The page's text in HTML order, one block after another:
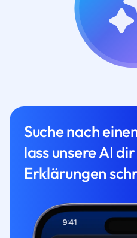
Suche nach
lass unsere AI
Erklärungen